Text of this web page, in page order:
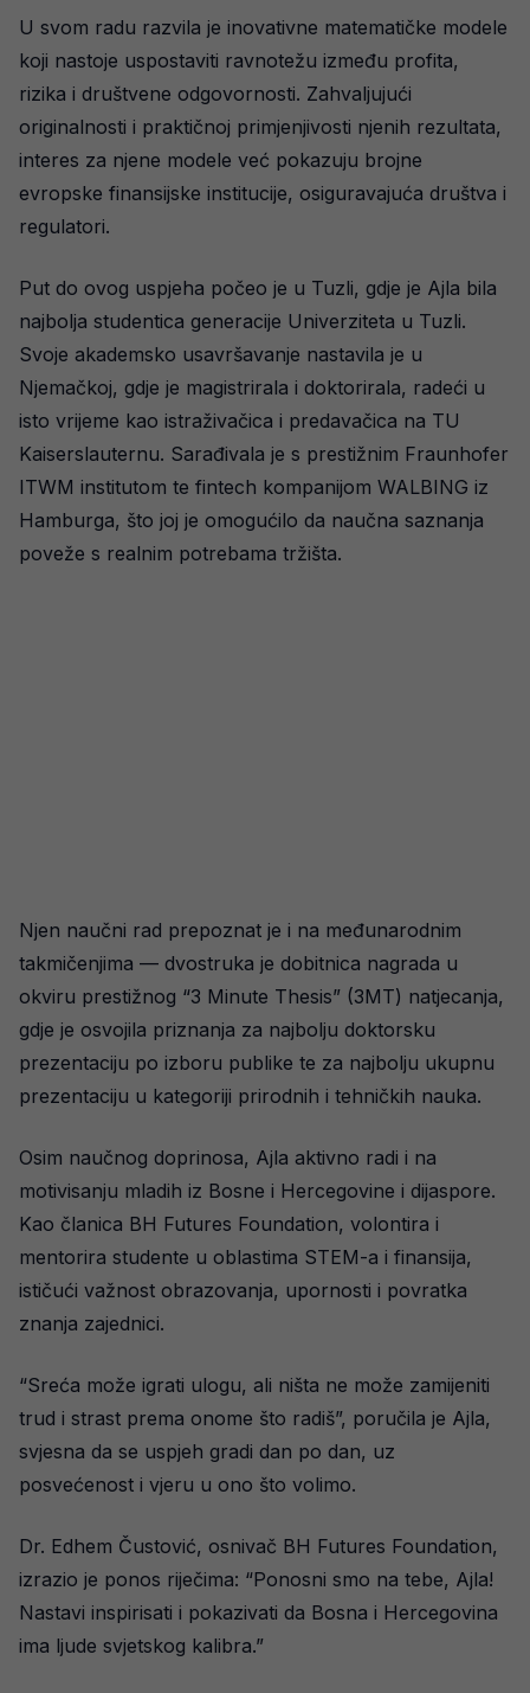
U svom radu razvila je inovativne matematičke modele
koji nastoje uspostaviti ravnotežu između profita,
rizika i društvene odgovornosti. Zahvaljujući
originalnosti i praktičnoj primjenjivosti njenih rezultata,
interes za njene modele već pokazuju brojne
evropske finansijske institucije, osiguravajuća društva i
regulatori.
Put do ovog uspjeha počeo je u Tuzli, gdje je Ajla bila
najbolja studentica generacije Univerziteta u Tuzli.
Svoje akademsko usavršavanje nastavila je u
Njemačkoj, gdje je magistrirala i doktorirala, radeći u
isto vrijeme kao istraživačica i predavačica na TU
Kaiserslauternu. Sarađivala je s prestižnim Fraunhofer
ITWM institutom te fintech kompanijom WALBING iz
Hamburga, što joj je omogućilo da naučna saznanja
poveže s realnim potrebama tržišta.
Njen naučni rad prepoznat je i na međunarodnim
takmičenjima — dvostruka je dobitnica nagrada u
okviru prestižnog “3 Minute Thesis” (3MT) natjecanja,
gdje je osvojila priznanja za najbolju doktorsku
prezentaciju po izboru publike te za najbolju ukupnu
prezentaciju u kategoriji prirodnih i tehničkih nauka.
Osim naučnog doprinosa, Ajla aktivno radi i na
motivisanju mladih iz Bosne i Hercegovine i dijaspore.
Kao članica BH Futures Foundation, volontira i
mentorira studente u oblastima STEM-a i finansija,
ističući važnost obrazovanja, upornosti i povratka
znanja zajednici.
“Sreća može igrati ulogu, ali ništa ne može zamijeniti
trud i strast prema onome što radiš”, poručila je Ajla,
svjesna da se uspjeh gradi dan po dan, uz
posvećenost i vjeru u ono što volimo.
Dr. Edhem Čustović, osnivač BH Futures Foundation,
izrazio je ponos riječima: “Ponosni smo na tebe, Ajla!
Nastavi inspirisati i pokazivati da Bosna i Hercegovina
ima ljude svjetskog kalibra.”